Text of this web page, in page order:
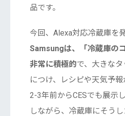
品です。
今回、Alexa対応冷蔵庫を
Samsungは、「冷蔵庫の
非常に積極的で、大きな
につけ、レシピや天気予
2-3年前からCESでも展示
しながら、冷蔵庫にそう